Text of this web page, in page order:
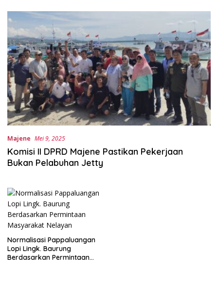
Majene Mei 9, 2025
Komisi II DPRD Majene Pastikan Pekerjaan
Bukan Pelabuhan Jetty
Normalisasi Pappaluangan
Lopi Lingk. Baurung
Berdasarkan Permintaan